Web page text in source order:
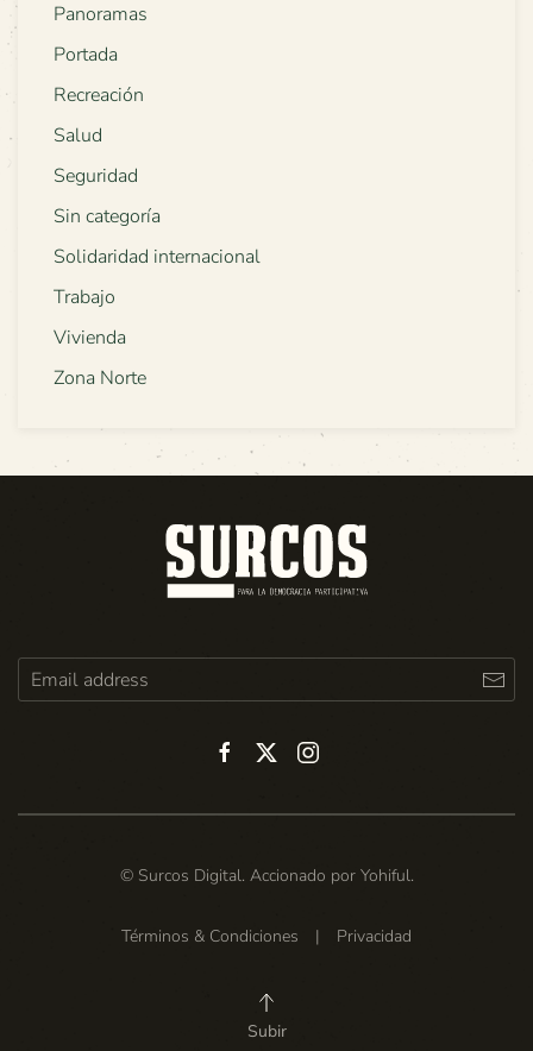
Panoramas
Portada
Recreación
Salud
Seguridad
Sin categoría
Solidaridad internacional
Trabajo
Vivienda
Zona Norte
© Surcos Digital. Accionado por Yohiful.
Términos & Condiciones | Privacidad
Subir